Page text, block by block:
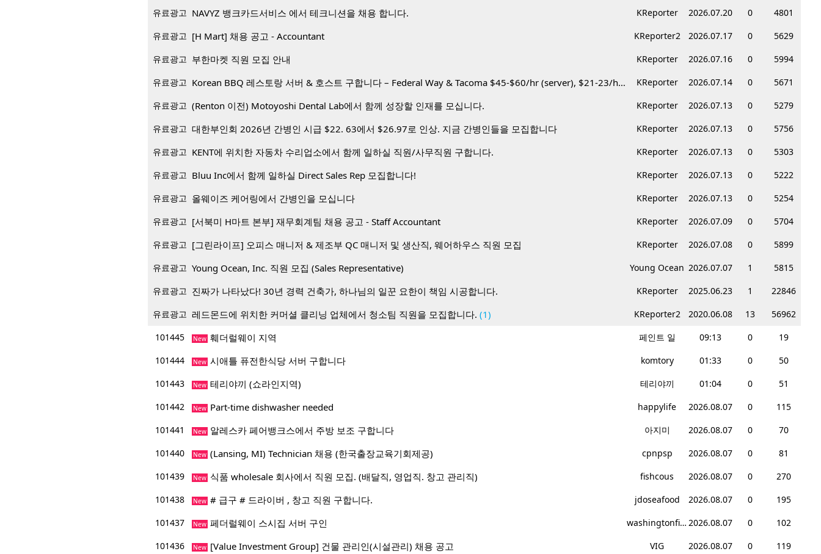
유료광고 NAVYZ 뱅크카드서비스 에서 테크니션을 채용 합니다. KReporter 2026.07.20 0
4801
유료광고 [H Mart] 채용 공고 - Accountant KReporter2 2026.07.17 0
5629
유료광고 부한마켓 직원 모집 안내 KReporter 2026.07.16 0
5994
유료광고
Korean BBQ 레스토랑 서버 & 호스트 구합니다 – Federal Way & Tacoma $45-$60/hr (server), $21-23/hr (Host) KReporter 2026.07.14 0
5671
유료광고 (Renton 이전) Motoyoshi Dental Lab에서 함께 성장할 인재를 모십니다. KReporter 2026.07.13 0
5279
유료광고 대한부인회 2026년 간병인 시급 $22. 63에서 $26.97로 인상. 지금 간병인들을 모집합니다 KReporter 2026.07.13 0
5756
유료광고 KENT에 위치한 자동차 수리업소에서 함께 일하실 직원/사무직원 구합니다. KReporter 2026.07.13 0
5303
유료광고 Bluu Inc에서 함께 일하실 Direct Sales Rep 모집합니다! KReporter 2026.07.13 0
5222
유료광고 올웨이즈 케어링에서 간병인을 모십니다 KReporter 2026.07.13 0
5254
유료광고 [서북미 H마트 본부] 재무회계팀 채용 공고 - Staff Accountant KReporter 2026.07.09 0
5704
유료광고 [그린라이프] 오피스 매니저 & 제조부 QC 매니저 및 생산직, 웨어하우스 직원 모집 KReporter 2026.07.08 0
5899
유료광고 Young Ocean, Inc. 직원 모집 (Sales Representative) Young Ocean 2026.07.07 1
5815
유료광고 진짜가 나타났다! 30년 경력 건축가, 하나님의 일꾼 요한이 책임 시공합니다. KReporter 2025.06.23 1
22846
유료광고 레드몬드에 위치한 커머셜 클리닝 업체에서 청소팀 직원을 모집합니다. (1) KReporter2 2020.06.08 13
56962
101445
New 훼더럴웨이 지역 페인트 일 09:13 0
19
101444
New 시애틀 퓨전한식당 서버 구합니다 komtory 01:33 0
50
101443
New 테리야끼 (쇼라인지역) 테리야끼 01:04 0
51
101442
New Part-time dishwasher needed happylife 2026.08.07 0
115
101441
New 알레스카 페어뱅크스에서 주방 보조 구합니다 아지미 2026.08.07 0
70
101440
New (Lansing, MI) Technician 채용 (한국출장교육기회제공) cpnpsp 2026.08.07 0
81
101439
New 식품 wholesale 회사에서 직원 모집. (배달직, 영업직. 창고 관리직) fishcous 2026.08.07 0
270
101438
New # 급구 # 드라이버 , 창고 직원 구합니다. jdoseafood 2026.08.07 0
195
101437
New 페더럴웨이 스시집 서버 구인 washingtonfish 2026.08.07 0
102
101436
New [Value Investment Group] 건물 관리인(시설관리) 채용 공고 VIG 2026.08.07 0
119